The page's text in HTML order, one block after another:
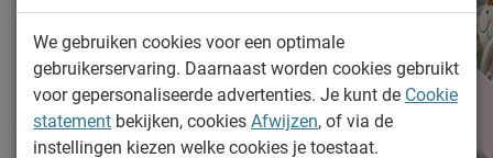
Locatie
Meulebeeksestraat 51,
8710, Wielsbeke, België
Emailadres
sales@vipack.be
We gebruiken cookies voor een optimale
gebruikerservaring. Daarnaast worden cookies gebruikt
voor gepersonaliseerde advertenties. Je kunt de Cookie
statement bekijken, cookies Afwijzen, of via de
instellingen kiezen welke cookies je toestaat.